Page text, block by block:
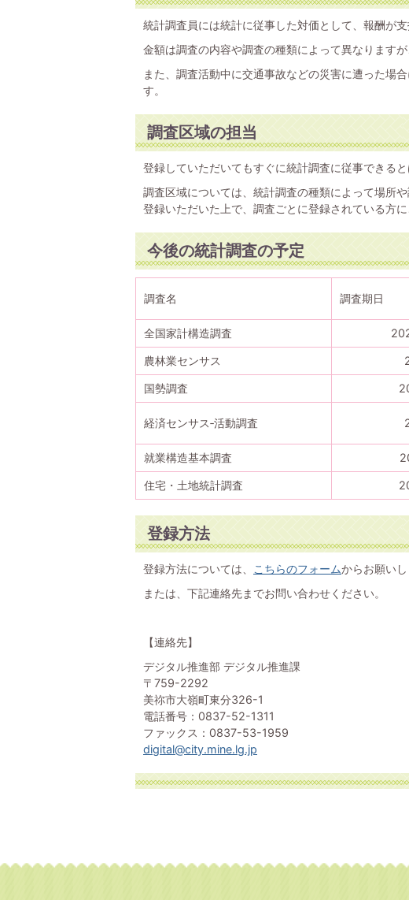
統計調査員には統計に従事した対価として、報酬が支
金額は調査の内容や調査の種類によって異なりますが
また、調査活動中に交通事故などの災害に遭った場
す。
調査区域の担当
登録していただいてもすぐに統計調査に従事できると
調査区域については、統計調査の種類によって場所
登録いただいた上で、調査ごとに登録されている方に
今後の統計調査の予定
調査名 調査期日
全国家計構造調査
農林業センサス
国勢調査
経済センサス‐活動調査
就業構造基本調査
住宅・土地統計調査
登録方法
登録方法については、 こちらのフォームからお願いし
または、下記連絡先までお問い合わせください。
【連絡先】
デジタル推進部 デジタル推進課
〒759-2292
美祢市大嶺町東分326-1
電話番号：0837-52-1311
ファックス：0837-53-1959
digital@city.mine.lg.jp